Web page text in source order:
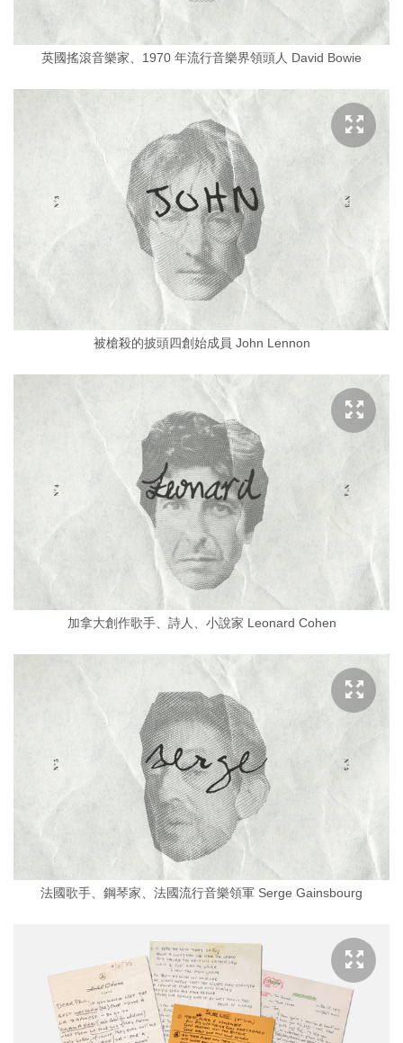
英國搖滾音樂家、1970 年流行音樂界領頭人 David Bowie
被槍殺的披頭四創始成員 John Lennon
加拿大創作歌手、詩人、小說家 Leonard Cohen
法國歌手、鋼琴家、法國流行音樂領軍 Serge Gainsbourg